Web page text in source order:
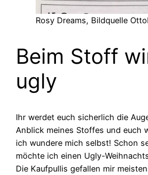
Rosy Dreams, Bildquelle
Beim Stoff
ugly
Ihr werdet euch sicherlich die
Anblick meines Stoffes und euch
ich wundere mich selbst! Schon
möchte ich einen Ugly-
Die Kaufpullis gefallen mir